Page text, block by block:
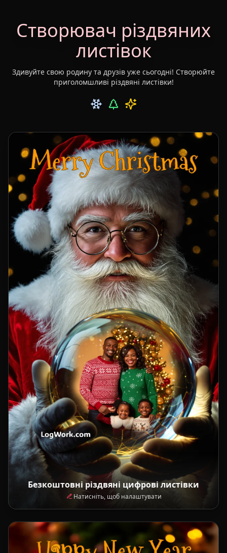
Створювач різдвяних
листівок
Здивуйте свою родину та друзів уже сьогодні! Створюйте
приголомшливі різдвяні листівки!
Безкоштовні різдвяні цифрові листівки
Натисніть, щоб налаштувати